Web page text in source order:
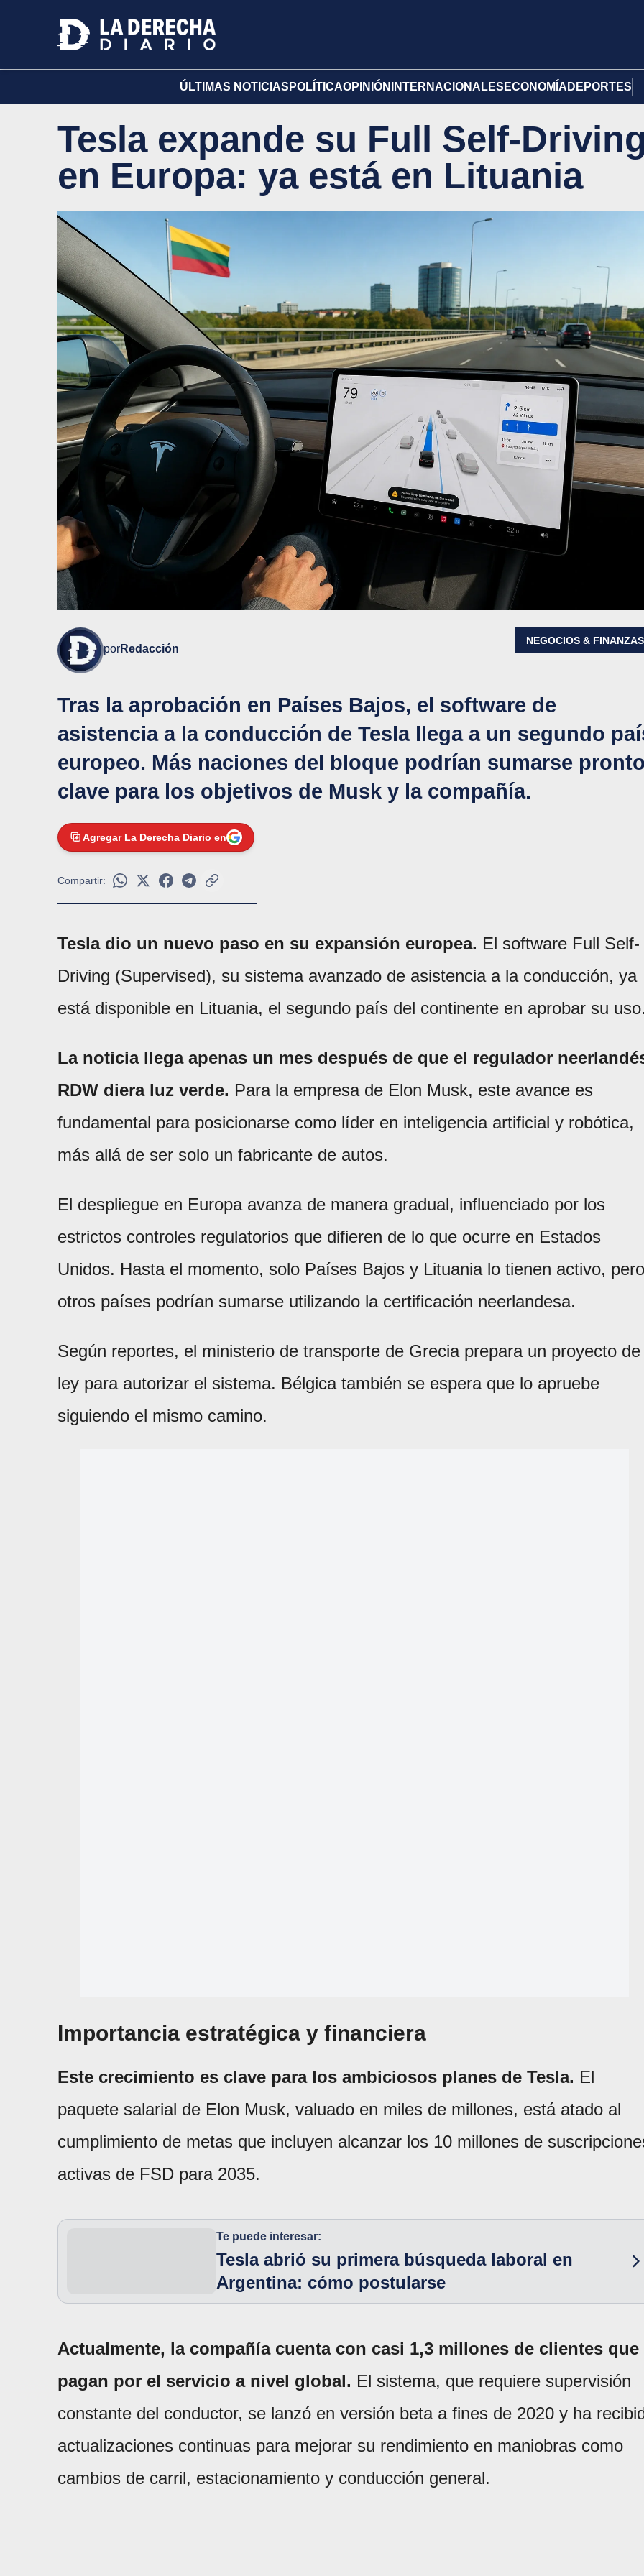
ÚLTIMAS NOTICIAS POLÍTICAOPINIÓN INTERNACIONALES ECONOMÍA DEPORTES
Tesla expande su Full Self-
en Europa: ya está en Lituania
porRedacción
NEGOCIOS & FINANZAS
Tras la aprobación en Países Bajos, el software de
asistencia a la conducción de Tesla llega a un segundo
europeo. Más naciones del bloque podrían sumarse
clave para los objetivos de Musk y la compañía.
Agregar La Derecha Diario en
Compartir:
Tesla dio un nuevo paso en su expansión europea. El software Full Self-
Driving (Supervised), su sistema avanzado de asistencia a la conducción, ya
está disponible en Lituania, el segundo país del continente en aprobar su
La noticia llega apenas un mes después de que el regulador
RDW diera luz verde. Para la empresa de Elon Musk, este avance es
fundamental para posicionarse como líder en inteligencia artificial y robótica,
más allá de ser solo un fabricante de autos.
El despliegue en Europa avanza de manera gradual, influenciado por los
estrictos controles regulatorios que difieren de lo que ocurre en Estados
Unidos. Hasta el momento, solo Países Bajos y Lituania lo tienen activo, pero
otros países podrían sumarse utilizando la certificación neerlandesa.
Según reportes, el ministerio de transporte de Grecia prepara un proyecto de
ley para autorizar el sistema. Bélgica también se espera que lo apruebe
siguiendo el mismo camino.
Importancia estratégica y financiera
Este crecimiento es clave para los ambiciosos planes de Tesla. El
paquete salarial de Elon Musk, valuado en miles de millones, está atado al
cumplimiento de metas que incluyen alcanzar los 10 millones de
activas de FSD para 2035.
Te puede interesar:
Tesla abrió su primera búsqueda laboral en
Argentina: cómo postularse
Actualmente, la compañía cuenta con casi 1,3 millones de clientes que
pagan por el servicio a nivel global. El sistema, que requiere supervisión
constante del conductor, se lanzó en versión beta a fines de 2020 y ha
actualizaciones continuas para mejorar su rendimiento en maniobras como
cambios de carril, estacionamiento y conducción general.